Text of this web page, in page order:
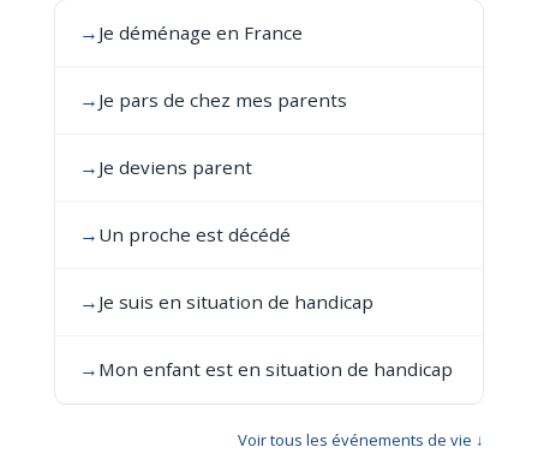
→ Je déménage en France
→ Je pars de chez mes parents
→ Je deviens parent
→ Un proche est décédé
→ Je suis en situation de handicap
→ Mon enfant est en situation de handicap
Voir tous les événements de vie ↓